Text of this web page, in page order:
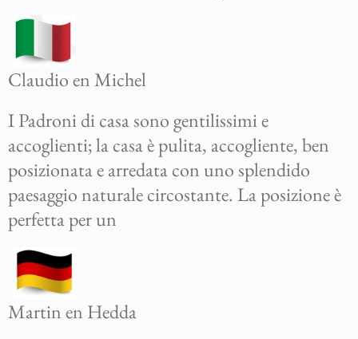
Claudio en Michel
I Padroni di casa sono gentilissimi e
accoglienti; la casa è pulita, accogliente, ben
posizionata e arredata con uno splendido
paesaggio naturale circostante. La posizione è
perfetta per un
Martin en Hedda